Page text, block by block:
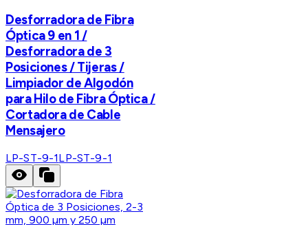
Desforradora de Fibra
Óptica 9 en 1 /
Desforradora de 3
Posiciones / Tijeras /
Limpiador de Algodón
para Hilo de Fibra Óptica /
Cortadora de Cable
Mensajero
LP-ST-9-1LP-ST-9-1